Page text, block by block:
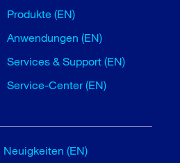
Produkte (EN)
Anwendungen (EN)
Services & Support (EN)
Service-Center (EN)
Neuigkeiten (EN)